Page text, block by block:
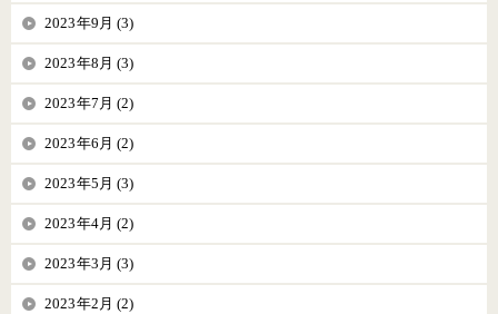
2023年9月 (3)
2023年8月 (3)
2023年7月 (2)
2023年6月 (2)
2023年5月 (3)
2023年4月 (2)
2023年3月 (3)
2023年2月 (2)